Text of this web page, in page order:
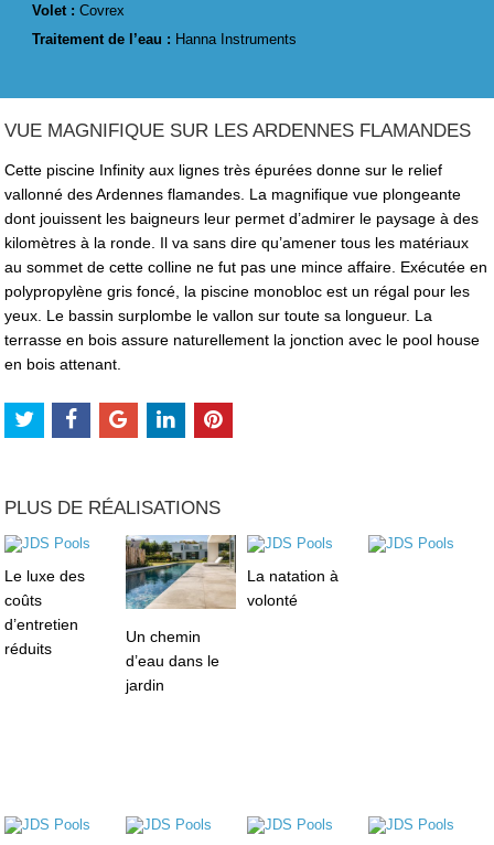
Volet :Covrex
Traitement de l’eau : Hanna Instruments
VUE MAGNIFIQUE SUR LES ARDENNES FLAMANDES
Cette piscine Infinity aux lignes très épurées donne sur le relief
vallonné des Ardennes flamandes. La magnifique vue plongeante
dont jouissent les baigneurs leur permet d’admirer le paysage à des
kilomètres à la ronde. Il va sans dire qu’amener tous les matériaux
au sommet de cette colline ne fut pas une mince affaire. Exécutée en
polypropylène gris foncé, la piscine monobloc est un régal pour les
yeux. Le bassin surplombe le vallon sur toute sa longueur. La
terrasse en bois assure naturellement la jonction avec le pool house
en bois attenant.
PLUS DE RÉALISATIONS
Le luxe des
coûts
d’entretien
réduits
Un chemin
d’eau dans le
jardin
La natation à
volonté